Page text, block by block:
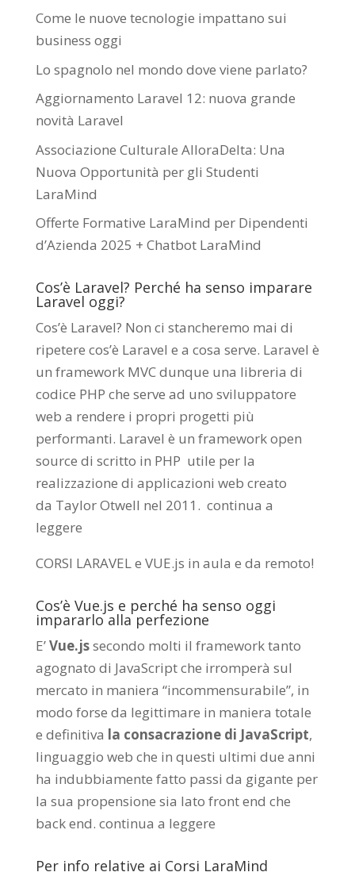
Come le nuove tecnologie impattano sui
business oggi
Lo spagnolo nel mondo dove viene parlato?
Aggiornamento Laravel 12: nuova grande
novità Laravel
Associazione Culturale AlloraDelta: Una
Nuova Opportunità per gli Studenti
LaraMind
Offerte Formative LaraMind per Dipendenti
d’Azienda 2025 + Chatbot LaraMind
Cos’è Laravel? Perché ha senso imparare
Laravel oggi?
Cos’è Laravel? Non ci stancheremo mai di
ripetere cos’è Laravel e a cosa serve. Laravel è
un framework MVC dunque una libreria di
codice PHP che serve ad uno sviluppatore
web a rendere i propri progetti più
performanti. Laravel è un framework open
source di scritto in PHP utile per la
realizzazione di applicazioni web creato
da Taylor Otwell nel 2011. continua a
leggere
CORSI LARAVEL e VUE.js in aula e da remoto!
Cos’è Vue.js e perché ha senso oggi
impararlo alla perfezione
E’Vue.jssecondo molti il framework tanto
agognato di JavaScript che irromperà sul
mercato in maniera “incommensurabile”, in
modo forse da legittimare in maniera totale
e definitiva la consacrazione di JavaScript,
linguaggio web che in questi ultimi due anni
ha indubbiamente fatto passi da gigante per
la sua propensione sia lato front end che
back end. continua a leggere
Per info relative ai Corsi LaraMind